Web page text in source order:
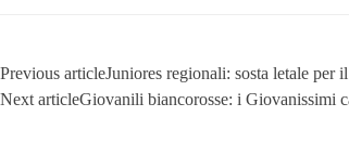
Previous articleJuniores regionali: sosta letale per
Next articleGiovanili biancorosse: i Giovanissimi